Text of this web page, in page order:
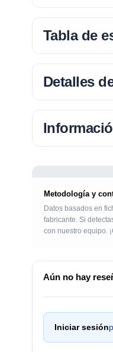
Tabla de
Detalles
Metodología y
Datos basados en
fabricante. Si
con nuestro equipo.
Aún no hay
Iniciar sesión